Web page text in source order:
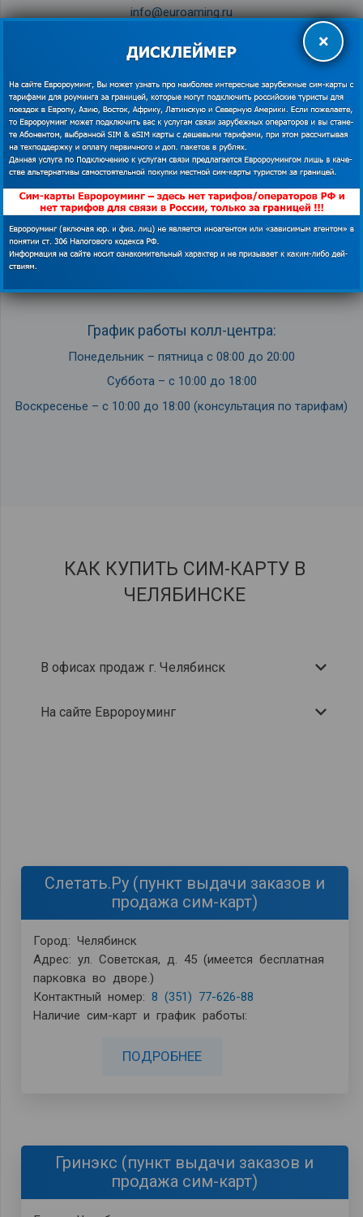
info@euroaming.ru
ТЕХНИЧЕСКАЯ ПОДДЕРЖКА
Служба поддержки клиентов
8 (800) 555-28-34– доб: 1
(бесплатно по РФ)
info@euroaming.ru
График работы колл-центра:
Понедельник – пятница с 08:00 до 20:00
Суббота – с 10:00 до 18:00
Воскресенье – с 10:00 до 18:00 (консультация по тарифам)
КАК КУПИТЬ СИМ-КАРТУ В
ЧЕЛЯБИНСКЕ
В офисах продаж г. Челябинск
На сайте Евророуминг
Слетать.Ру (пункт выдачи заказов и
продажа сим-карт)
Город: Челябинск
Адрес: ул. Советская, д. 45 (имеется бесплатная
парковка во дворе.)
Контактный номер: 8 (351) 77-626-88
Наличие сим-карт и график работы:
ПОДРОБНЕЕ
Гринэкс (пункт выдачи заказов и
продажа сим-карт)
×